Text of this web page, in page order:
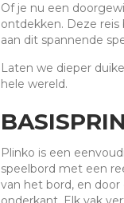
Of je nu een
ontdekken. Deze
aan dit spannende
Laten we dieper
hele wereld.
Plinko is een
speelbord met een
van het bord, en